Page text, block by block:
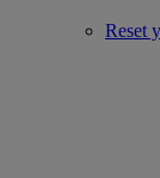
Reset